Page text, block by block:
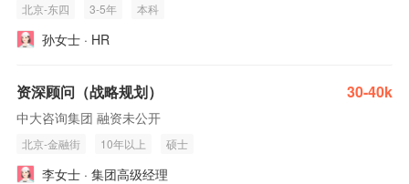
北京-东四 3-5年 本科
孙女士 · HR
资深顾问（战略规划） 30-40k
中大咨询集团 融资未公开
北京-金融街 10年以上 硕士
李女士 · 集团高级经理